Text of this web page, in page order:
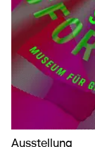
Ausstellung